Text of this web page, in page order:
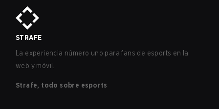
STRAFE
La experiencia número uno para fans de esports en la
web y móvil.
Strafe, todo sobre esports